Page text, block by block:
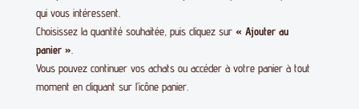
qui vous intéressent.
Choisissez la quantité souhaitée, puis cliquez sur « Ajouter au
panier »
Vous pouvez continuer vos achats ou accéder à votre panier à tout
moment en cliquant sur l’icône panier.